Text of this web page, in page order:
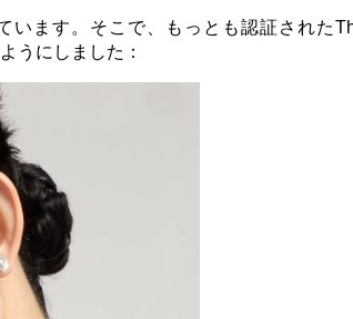
ます。そこで、もっとも認証された
うにしました：